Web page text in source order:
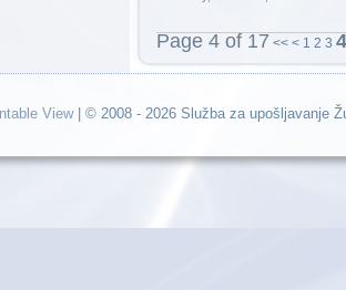
Page 4 of 17 << < 1 2 3 4
View| © 2008 - 2026 Služba za upošljavanje